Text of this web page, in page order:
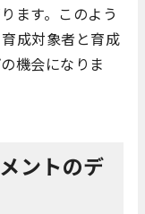
ます。このよう
成対象者と育成
機会になりま
ントのデ